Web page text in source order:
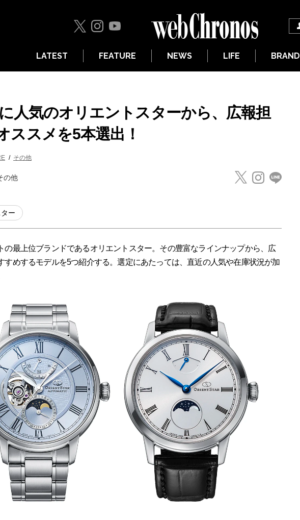
LATEST FEATURE NEWS LIFE BRAND
人気のオリエントスターから、広報担
ススメを5本選出！
その他
の他
ー
の最上位ブランドであるオリエントスター。その豊富なラインナップから、広
すめするモデルを5つ紹介する。選定にあたっては、直近の人気や在庫状況が加